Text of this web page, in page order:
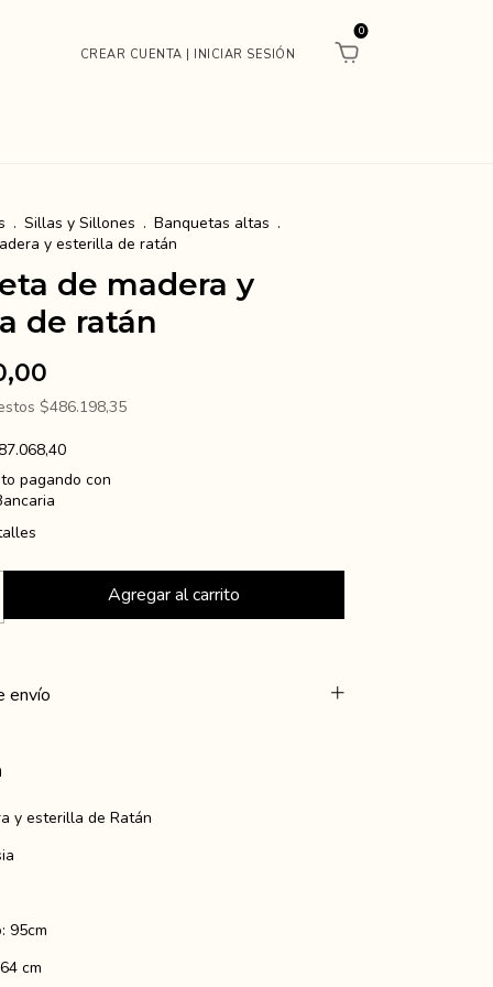
0
. Sillas y Sillones . Banquetas altas .
y esterilla de ratán
de madera y
de ratán
$486.198,35
pagando con
envío
y esterilla de Ratán
95cm
cm